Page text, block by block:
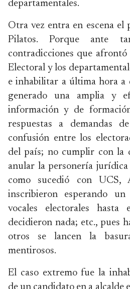
departamentales.
Otra vez entra en escena el
Pilatos. Porque ante
contradicciones que
Electoral y los
e inhabilitar a última hora a
generado una amplia y
información y de
respuestas a demandas
confusión entre los
del país; no cumplir con la
anular la personería jurídica
como sucedió con UCS,
inscribieron esperando
vocales electorales
decidieron nada; etc., pues
otros se lancen la
mentirosos.
El caso extremo fue la
de un candidato en a alcalde